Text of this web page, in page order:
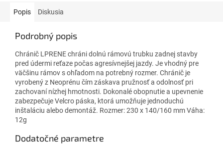
Popis Diskusia
Podrobný popis
Chránič LPRENE chráni dolnú rámovú trubku zadnej stavby
pred údermi reťaze počas agresívnejšej jazdy. Je vhodný pre
väčšinu rámov s ohľadom na potrebný rozmer. Chránič je
vyrobený z Neoprénu čím záskava pružnosť a odolnosť pri
zachovaní nízhej hmotnosti. Dokonalé obopnutie a upevnenie
zabezpečuje Velcro páska, ktorá umožňuje jednoduchú
inštaláciu alebo demontáž. Rozmer: 230 x 140/160 mm Váha:
12g
Dodatočné parametre